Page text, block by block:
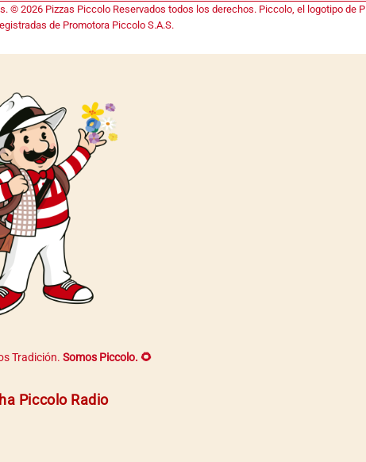
2026 Pizzas Piccolo Reservados todos los derechos. Piccolo, el logotipo de
de Promotora Piccolo S.A.S.
Tradición. Somos Piccolo. 🌻
Piccolo Radio